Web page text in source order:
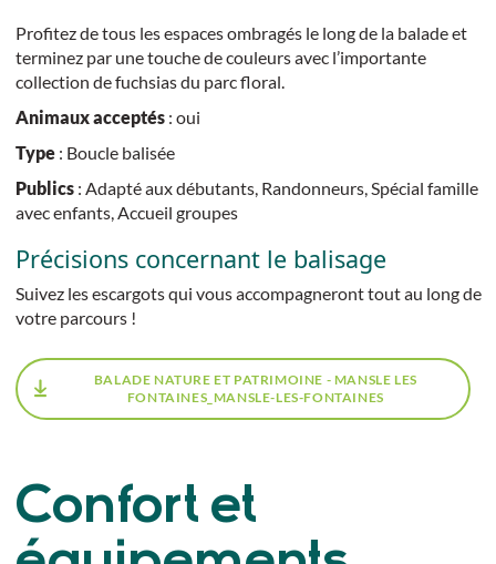
Profitez de tous les espaces ombragés le long de la balade et
terminez par une touche de couleurs avec l’importante
collection de fuchsias du parc floral.
Animaux acceptés: oui
Type: Boucle balisée
Publics: Adapté aux débutants, Randonneurs, Spécial famille
avec enfants, Accueil groupes
Précisions concernant le balisage
Suivez les escargots qui vous accompagneront tout au long de
votre parcours !
BALADE NATURE ET PATRIMOINE - MANSLE LES
FONTAINES_MANSLE-LES-FONTAINES
Confort et